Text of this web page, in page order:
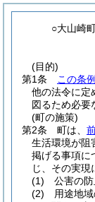
○大山崎
(目的)
第1条
この条例
他の法令に定
図るため必要
(町の施策)
第2条
町は、
生活環境が阻
掲げる事項に
じ、その実現
(1)
公害の
(2)
用途地